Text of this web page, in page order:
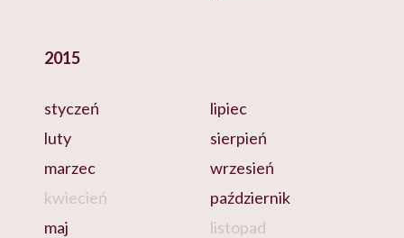
2015
styczeń
luty
marzec
kwiecień
maj
lipiec
sierpień
wrzesień
październik
listopad